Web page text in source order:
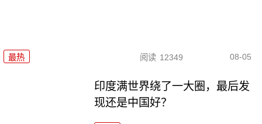
最热 阅读 12349 08-05
印度满世界绕了一大圈，最后发
现还是中国好？